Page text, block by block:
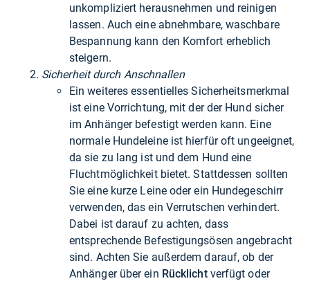
unkompliziert herausnehmen und reinigen
lassen. Auch eine abnehmbare, waschbare
Bespannung kann den Komfort erheblich
steigern.
Sicherheit durch Anschnallen
Ein weiteres essentielles Sicherheitsmerkmal
ist eine Vorrichtung, mit der der Hund sicher
im Anhänger befestigt werden kann. Eine
normale Hundeleine ist hierfür oft ungeeignet,
da sie zu lang ist und dem Hund eine
Fluchtmöglichkeit bietet. Stattdessen sollten
Sie eine kurze Leine oder ein Hundegeschirr
verwenden, das ein Verrutschen verhindert.
Dabei ist darauf zu achten, dass
entsprechende Befestigungsösen angebracht
sind. Achten Sie außerdem darauf, ob der
Anhänger über ein Rücklichtverfügt oder